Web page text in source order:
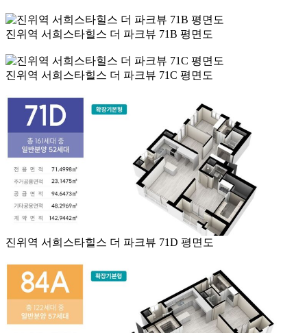
진위역 서희스타힐스 더 파크뷰 71B 평면도
진위역 서희스타힐스 더 파크뷰 71C 평면도
진위역 서희스타힐스 더 파크뷰 71D 평면도